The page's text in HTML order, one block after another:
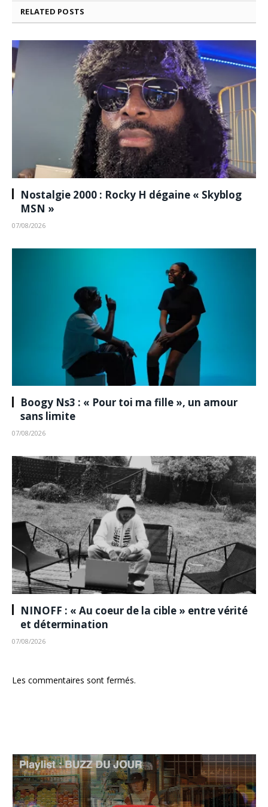
RELATED POSTS
Nostalgie 2000 : Rocky H dégaine « Skyblog
MSN »
07/08/2026
Boogy Ns3 : « Pour toi ma fille », un amour
sans limite
07/08/2026
NINOFF : « Au coeur de la cible » entre vérité
et détermination
07/08/2026
Les commentaires sont fermés.